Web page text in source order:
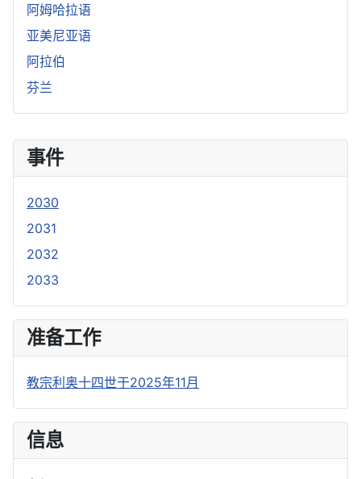
事件
2030
2031
2032
2033
准备工作
教宗利奥十四世于2025年11月
信息
阿姆哈拉语
亚美尼亚语
阿拉伯
芬兰